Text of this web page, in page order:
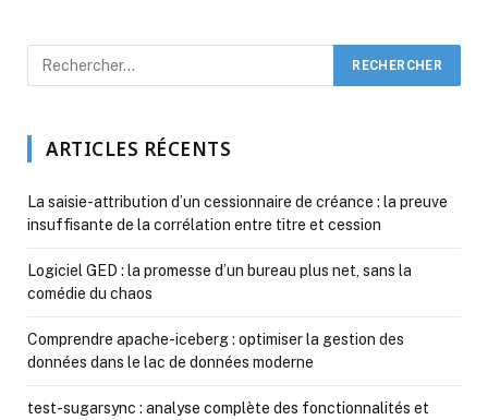
ARTICLES RÉCENTS
La saisie-attribution d’un cessionnaire de créance : la preuve
insuffisante de la corrélation entre titre et cession
Logiciel GED : la promesse d’un bureau plus net, sans la
comédie du chaos
Comprendre apache-iceberg : optimiser la gestion des
données dans le lac de données moderne
test-sugarsync : analyse complète des fonctionnalités et